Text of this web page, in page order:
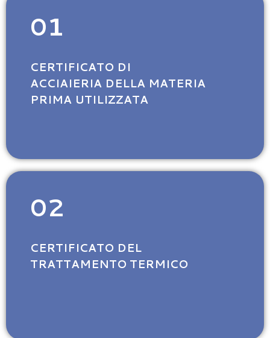
01
CERTIFICATO DI
ACCIAIERIA DELLA MATERIA
PRIMA UTILIZZATA
02
CERTIFICATO DEL
TRATTAMENTO TERMICO